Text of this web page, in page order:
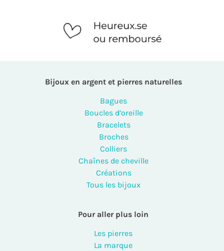
Bijoux en argent et pierres naturelles
Bagues
Boucles d’oreille
Bracelets
Broches
Colliers
Chaînes de cheville
Créations
Tous les bijoux
Pour aller plus loin
Les pierres
La marque